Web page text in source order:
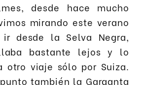
desde hace mucho
mirando este verano
desde la Selva Negra,
bastante lejos y lo
otro viaje sólo por Suiza.
también la Garganta